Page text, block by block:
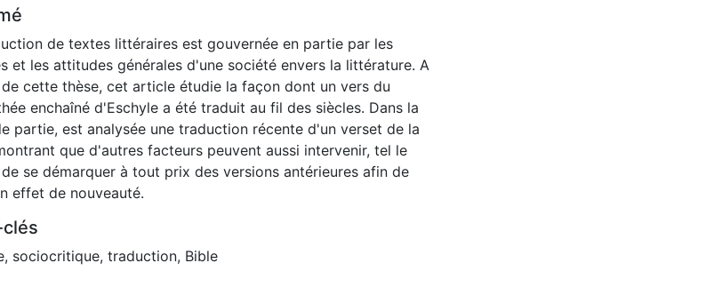
de textes littéraires est gouvernée en partie par les
et les attitudes générales d'une société envers la littérature. A
cette thèse, cet article étudie la façon dont un vers du
enchaîné d'Eschyle a été traduit au fil des siècles. Dans la
partie, est analysée une traduction récente d'un verset de la
que d'autres facteurs peuvent aussi intervenir, tel le
se démarquer à tout prix des versions antérieures afin de
effet de nouveauté.
, sociocritique, traduction, Bible